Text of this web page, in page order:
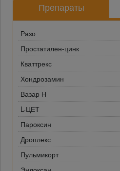
Препараты
Разо
Простатилен-цинк
Кваттрекс
Хондрозамин
Вазар Н
L-ЦЕТ
Пароксин
Дроплекс
Пульмикорт